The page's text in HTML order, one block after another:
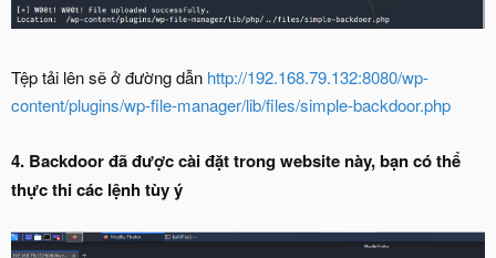
Tệp tải lên sẽ ở đường dẫn http://192.168.79.132:8080/wp-
content/plugins/wp-file-manager/lib/files/simple-backdoor.php
4. Backdoor đã được cài đặt trong website này, bạn có thể
thực thi các lệnh tùy ý